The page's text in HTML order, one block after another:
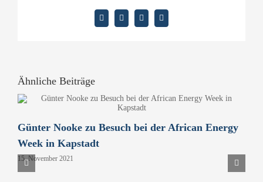
Facebook
X LinkedIn
E-
Mail
Ähnliche Beiträge
Günter Nooke zu Besuch bei der African Energy
Week in Kapstadt
15. November 2021